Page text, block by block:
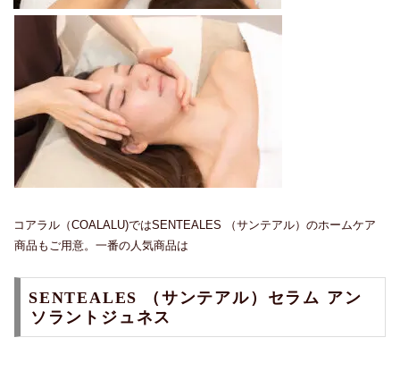
コアラル（COALALU)ではSENTEALES （サンテアル）のホームケア
商品もご用意。一番の人気商品は
SENTEALES （サンテアル）セラム アン
ソラントジュネス